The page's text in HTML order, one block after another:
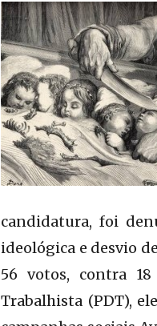
candidatura, foi
ideológica e desvio
56 votos, contra
Trabalhista (PDT),